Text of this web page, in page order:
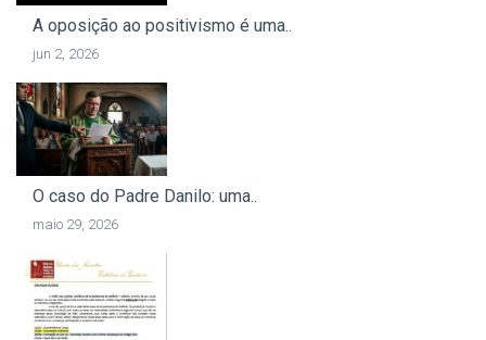
A oposição ao positivismo é uma..
jun 2, 2026
O caso do Padre Danilo: uma..
maio 29, 2026